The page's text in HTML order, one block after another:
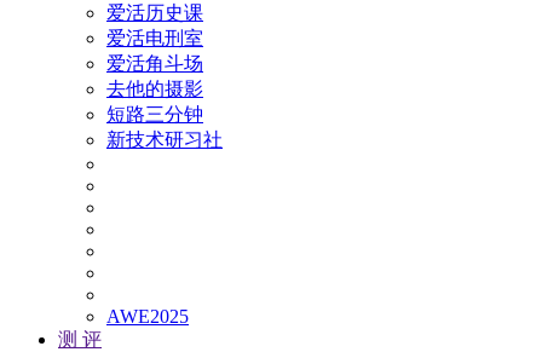
爱活历史课
爱活电刑室
爱活角斗场
去他的摄影
短路三分钟
新技术研习社
AWE2025
测 评